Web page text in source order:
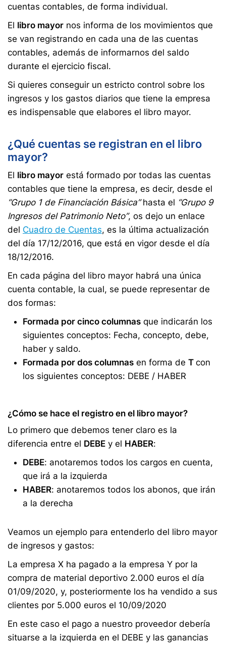
cuentas contables, de forma individual.
El libro mayor nos informa de los movimientos que
se van registrando en cada una de las cuentas
contables, además de informarnos del saldo
durante el ejercicio fiscal.
Si quieres conseguir un estricto control sobre los
ingresos y los gastos diarios que tiene la empresa
es indispensable que elabores el libro mayor.
¿Qué cuentas se registran en el libro
mayor?
El libro mayor está formado por todas las cuentas
contables que tiene la empresa, es decir, desde el
“Grupo 1 de Financiación Básica”hasta el “Grupo 9
Ingresos del Patrimonio Neto”, os dejo un enlace
del Cuadro de Cuentas, es la última actualización
del día 17/12/2016, que está en vigor desde el día
18/12/2016.
En cada página del libro mayor habrá una única
cuenta contable, la cual, se puede representar de
dos formas:
Formada por cinco columnas que indicarán los
siguientes conceptos: Fecha, concepto, debe,
haber y saldo.
Formada por dos columnas en forma de T con
los siguientes conceptos: DEBE / HABER
¿Cómo se hace el registro en el libro mayor?
Lo primero que debemos tener claro es la
diferencia entre el DEBE y el HABER:
DEBE: anotaremos todos los cargos en cuenta,
que irá a la izquierda
HABER: anotaremos todos los abonos, que irán
a la derecha
Veamos un ejemplo para entenderlo del libro mayor
de ingresos y gastos:
La empresa X ha pagado a la empresa Y por la
compra de material deportivo 2.000 euros el día
01/09/2020, y, posteriormente los ha vendido a sus
clientes por 5.000 euros el 10/09/2020
En este caso el pago a nuestro proveedor debería
situarse a la izquierda en el DEBE y las ganancias